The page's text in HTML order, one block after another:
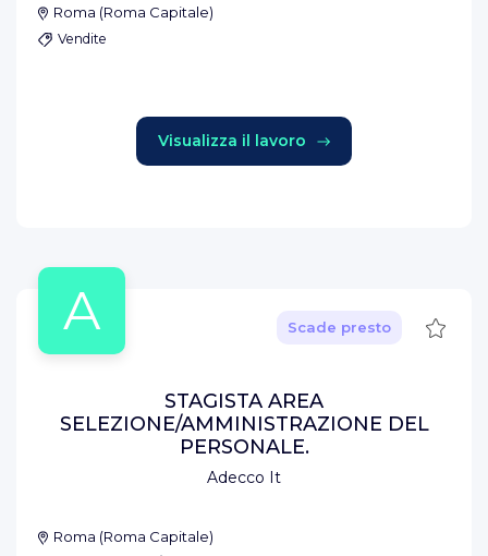
Roma (Roma Capitale)
Vendite
Visualizza il lavoro
A
Adecco It
Scade presto Salva
STAGISTA AREA
SELEZIONE/AMMINISTRAZIONE DEL
PERSONALE.
Roma (Roma Capitale)